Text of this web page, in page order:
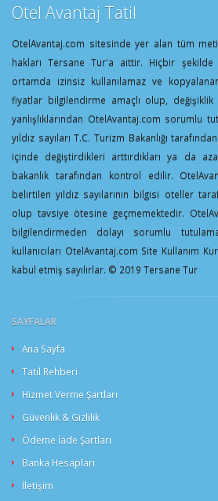
Otel Avantaj Tatil
OtelAvantaj.com sitesinde yer alan tüm
hakları Tersane Tur'a aittir. Hiçbir
ortamda izinsiz kullanılamaz ve
fiyatlar bilgilendirme amaçlı olup,
yanlışlıklarından OtelAvantaj.com sorumlu
yıldız sayıları T.C. Turizm Bakanlığı
içinde değiştirdikleri arttırdıkları ya da
bakanlık tarafından kontrol edilir.
belirtilen yıldız sayılarının bilgisi oteller
olup tavsiye ötesine geçmemektedir.
bilgilendirmeden dolayı sorumlu
kullanıcıları OtelAvantaj.com Site Kullanım
kabul etmiş sayılırlar. © 2019 Tersane Tur
SAYFALAR
Ana Sayfa
Tatil Rehberi
Hizmet Verme Şartları
Güvenlik & Gizlilik
Ödeme İade Şartları
Banka Hesapları
İletişim